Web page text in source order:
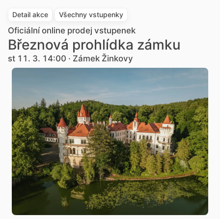
Detail akce Všechny vstupenky
Oficiální online prodej vstupenek
Březnová prohlídka zámku
st 11. 3. 14:00 · Zámek Žinkovy